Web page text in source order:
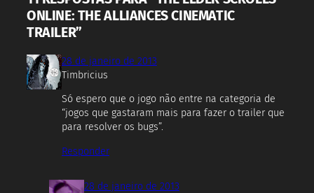
ONLINE: THE ALLIANCES CINEMATIC
TRAILER”
28 de janeiro de 2013
Timbricius
Só espero que o jogo não entre na categoria de
“jogos que gastaram mais para fazer o trailer que
para resolver os bugs”.
Responder
28 de janeiro de 2013